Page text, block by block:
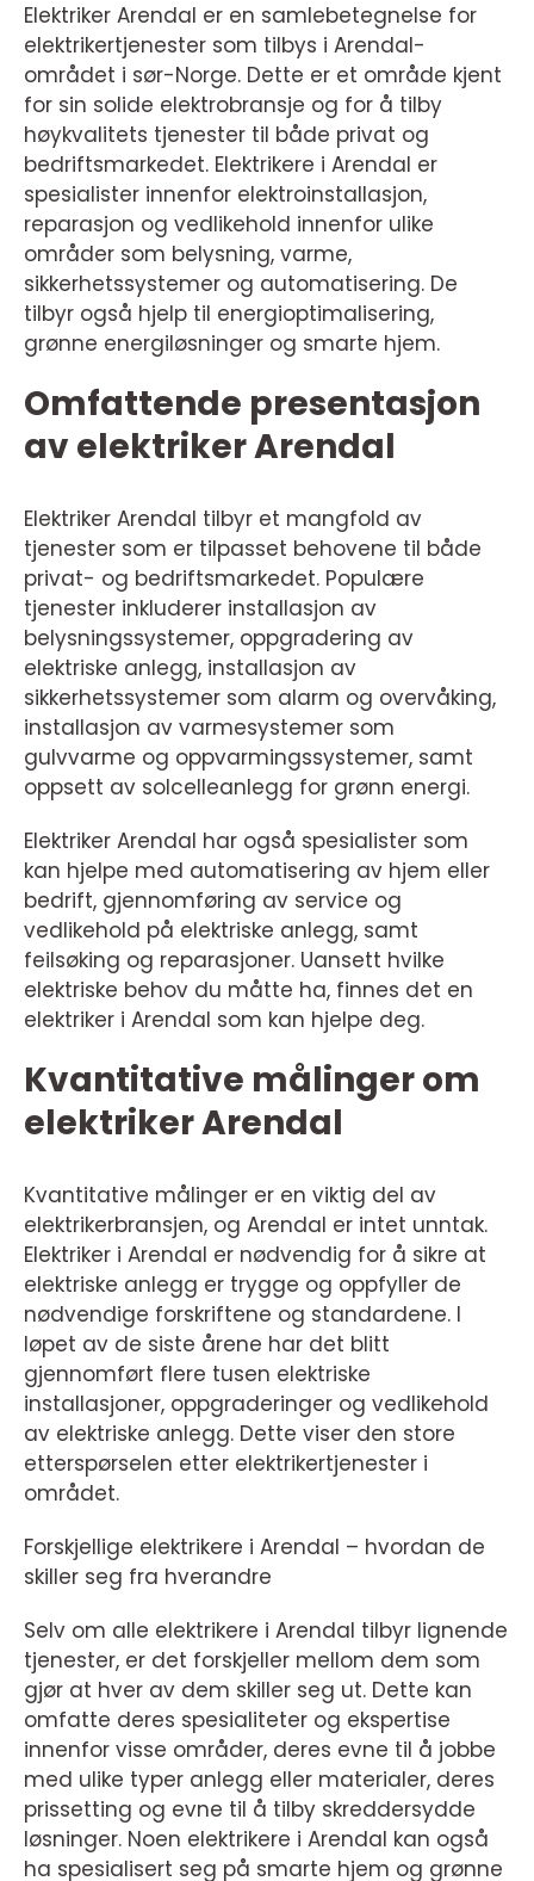
Elektriker Arendal er en samlebetegnelse for
elektrikertjenester som tilbys i Arendal-
området i sør-Norge. Dette er et område kjent
for sin solide elektrobransje og for å tilby
høykvalitets tjenester til både privat og
bedriftsmarkedet. Elektrikere i Arendal er
spesialister innenfor elektroinstallasjon,
reparasjon og vedlikehold innenfor ulike
områder som belysning, varme,
sikkerhetssystemer og automatisering. De
tilbyr også hjelp til energioptimalisering,
grønne energiløsninger og smarte hjem.
Omfattende presentasjon
av elektriker Arendal
Elektriker Arendal tilbyr et mangfold av
tjenester som er tilpasset behovene til både
privat- og bedriftsmarkedet. Populære
tjenester inkluderer installasjon av
belysningssystemer, oppgradering av
elektriske anlegg, installasjon av
sikkerhetssystemer som alarm og overvåking,
installasjon av varmesystemer som
gulvvarme og oppvarmingssystemer, samt
oppsett av solcelleanlegg for grønn energi.
Elektriker Arendal har også spesialister som
kan hjelpe med automatisering av hjem eller
bedrift, gjennomføring av service og
vedlikehold på elektriske anlegg, samt
feilsøking og reparasjoner. Uansett hvilke
elektriske behov du måtte ha, finnes det en
elektriker i Arendal som kan hjelpe deg.
Kvantitative målinger om
elektriker Arendal
Kvantitative målinger er en viktig del av
elektrikerbransjen, og Arendal er intet unntak.
Elektriker i Arendal er nødvendig for å sikre at
elektriske anlegg er trygge og oppfyller de
nødvendige forskriftene og standardene. I
løpet av de siste årene har det blitt
gjennomført flere tusen elektriske
installasjoner, oppgraderinger og vedlikehold
av elektriske anlegg. Dette viser den store
etterspørselen etter elektrikertjenester i
området.
Forskjellige elektrikere i Arendal – hvordan de
skiller seg fra hverandre
Selv om alle elektrikere i Arendal tilbyr lignende
tjenester, er det forskjeller mellom dem som
gjør at hver av dem skiller seg ut. Dette kan
omfatte deres spesialiteter og ekspertise
innenfor visse områder, deres evne til å jobbe
med ulike typer anlegg eller materialer, deres
prissetting og evne til å tilby skreddersydde
løsninger. Noen elektrikere i Arendal kan også
ha spesialisert seg på smarte hjem og grønne